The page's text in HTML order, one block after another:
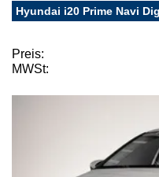
Hyundai i20 Prime Navi
Preis:
MWSt: